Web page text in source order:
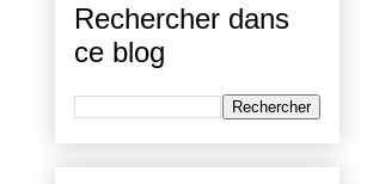
Rechercher dans
ce blog